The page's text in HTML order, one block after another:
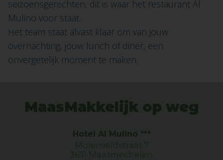
seizoensgerechten, dit is waar het restaurant Al
Mulino voor staat.
Het team staat alvast klaar om van jouw
overnachting, jouw lunch of diner, een
onvergetelijk moment te maken.
MaasMakkelijk op weg
Hotel Al Mulino ***
Molenveldstraat 7
3631 Maasmechelen